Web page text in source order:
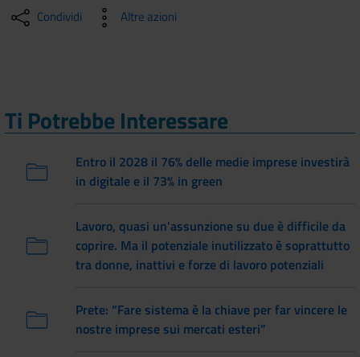
Condividi Altre azioni
Ti Potrebbe Interessare
Entro il 2028 il 76% delle medie imprese investirà
in digitale e il 73% in green
Lavoro, quasi un'assunzione su due è difficile da
coprire. Ma il potenziale inutilizzato è soprattutto
tra donne, inattivi e forze di lavoro potenziali
Prete: “Fare sistema è la chiave per far vincere le
nostre imprese sui mercati esteri”